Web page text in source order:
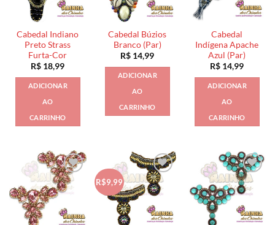
Cabedal Indiano
Preto Strass
Furta-Cor
R$ 18,99
ADICIONAR
AO
CARRINHO
Cabedal Búzios
Branco (Par)
R$ 14,99
ADICIONAR
AO
CARRINHO
Cabedal
Indígena Apache
Azul (Par)
R$ 14,99
ADICIONAR
AO
CARRINHO
R$9,99